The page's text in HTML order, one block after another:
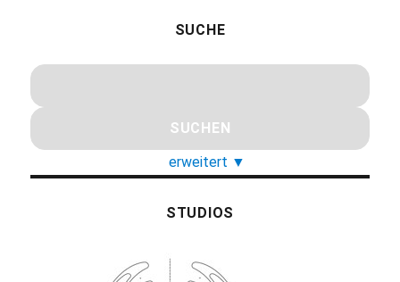
SUCHE
erweitert ▼
STUDIOS